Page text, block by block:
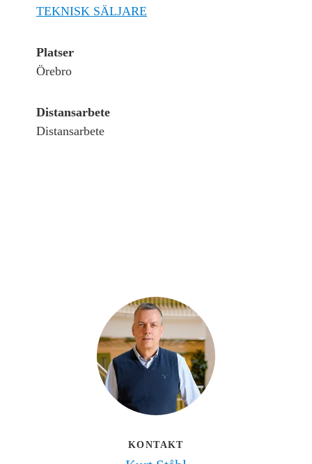
TEKNISK SÄLJARE
Platser
Örebro
Distansarbete
Distansarbete
KONTAKT